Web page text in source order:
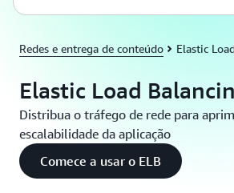
Redes e entrega de conteúdo Elastic
Elastic Load
Distribua o tráfego de rede para
escalabilidade da aplicação
Comece a usar o ELB